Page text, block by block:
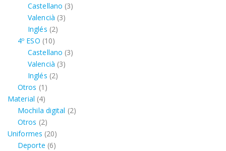
productos
Castellano 33
Valencià 33
Inglés 22
4º ESO 1010
productos
Castellano 33
Valencià 33
Inglés 22
Otros 1 1
producto
Material 44
productos
Mochila digital 22
Otros 22
productos
Uniformes 2020
productos
Deporte 66